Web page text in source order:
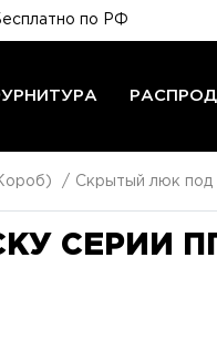
по РФ
Скрытый люк
СЕРИИ